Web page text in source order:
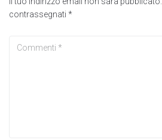
contrassegnati *